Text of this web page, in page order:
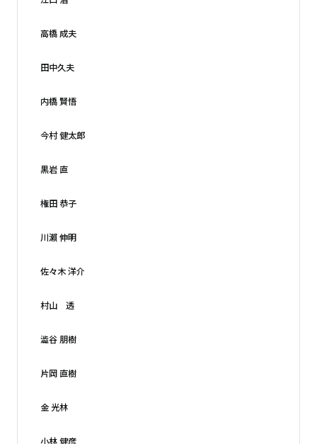
高橋 成夫
田中久夫
内橋 賢悟
今村 健太郎
黒岩 直
権田 恭子
川瀨 伸明
佐々木 洋介
村山 透
澁谷 朋樹
片岡 直樹
金 光林
小林 健彦